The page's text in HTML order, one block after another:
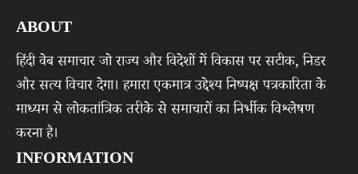
ABOUT
हिंदी वेब समाचार जो राज्य और विदेशों में विकास पर सटीक, निडर
और सत्य विचार देगा। हमारा एकमात्र उद्देश्य निष्पक्ष पत्रकारिता के
माध्यम से लोकतांत्रिक तरीके से समाचारों का निर्भीक विश्लेषण
करना है।
INFORMATION